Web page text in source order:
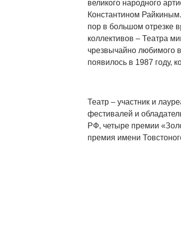
великого народного
Константином
пор в большом отрезке
коллективов – Театра
чрезвычайно любимого
появилось в 1987 году,
Театр – участник и
фестивалей и
РФ, четыре премии
премия имени